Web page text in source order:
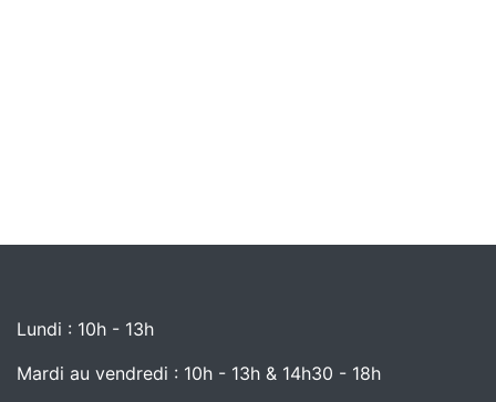
Lundi : 10h - 13h
Mardi au vendredi : 10h - 13h & 14h30 - 18h